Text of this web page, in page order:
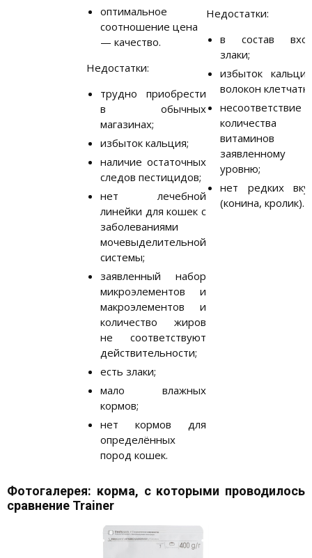
оптимальное
соотношение цена
— качество.
Недостатки:
трудно приобрести
в обычных
магазинах;
избыток кальция;
наличие остаточных
следов пестицидов;
нет лечебной
линейки для кошек с
заболеваниями
мочевыделительной
системы;
заявленный набор
микроэлементов и
макроэлементов и
количество жиров
не соответствуют
действительности;
есть злаки;
мало влажных
кормов;
нет кормов для
определённых
пород кошек.
Недостатки:
в состав
злаки;
избыток
волокон
несоответствие
количества
витаминов
заявленному
уровню;
нет редких
(конина, кролик).
Фотогалерея: корма, с которыми проводилось
сравнение Trainer